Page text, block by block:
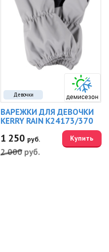
Девочки
ВАРЕЖКИ ДЛЯ ДЕВОЧКИ
KERRY RAIN K24173/370
1 250 руб.
2 000 руб.
Купить